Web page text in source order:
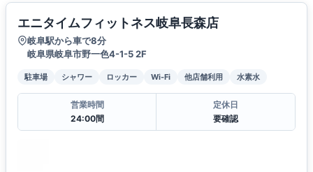
エニタイムフィットネス岐阜長森店
岐阜駅から車で8分
岐阜県岐阜市野一色4-1-5 2F
駐車場 シャワー ロッカー Wi-Fi 他店舗利用 水素水
営業時間
24:00間
定休日
要確認